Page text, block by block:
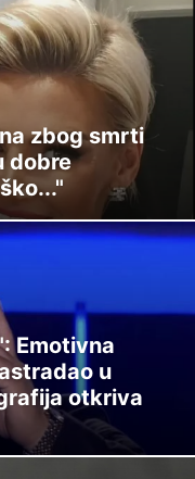
zbog smrti
dobre
Emotivna
u
otkriva